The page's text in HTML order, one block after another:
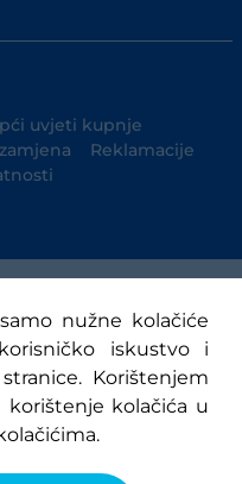
uvjeti kupnje
Reklamacije
Osijeknužne kolačiće
iskustvo i
Korištenjem
korištenje kolačića u